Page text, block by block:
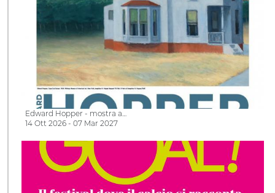
Edward Hopper - mostra a…
14 Ott 2026 - 07 Mar 2027